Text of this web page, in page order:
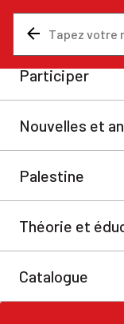
Sommet
donne le
Il y a neuf ans,
Trump en Chine,
que le pays
importance
il n’y avait pas
soit pour que